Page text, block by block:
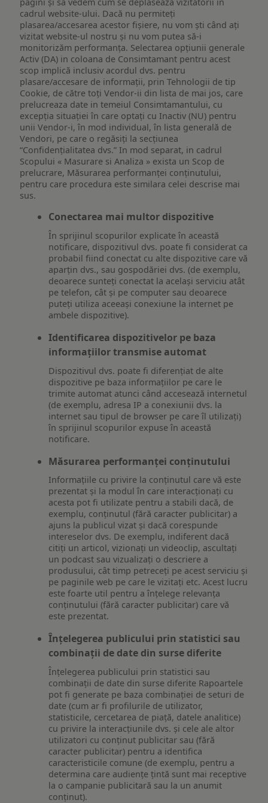
cadrul website-ului. Dacă nu permiteți
plasarea/accesarea acestor fișiere, nu vom ști când ați
vizitat website-ul nostru și nu vom putea să-i
monitorizăm performanța. Selectarea opțiunii generale
Activ (DA) in coloana de Consimtamant pentru acest
scop implică inclusiv acordul dvs. pentru
plasare/accesare de informații, prin Tehnologii de tip
Cookie, de către toți Vendor-ii din lista de mai jos, care
prelucreaza date in temeiul Consimtamantului, cu
excepția situației în care optați cu Inactiv (NU) pentru
unii Vendor-i, în mod individual, în lista generală de
Vendori, pe care o regăsiți la secțiunea
“Confidențialitatea dvs.” In mod separat, in cadrul
Scopului « Masurare si Analiza » exista un Scop de
prelucrare, Măsurarea performanței conținutului,
pentru care procedura este similara celei descrise mai
sus.
Conectarea mai multor dispozitive
În sprijinul scopurilor explicate în această
notificare, dispozitivul dvs. poate fi considerat ca
probabil fiind conectat cu alte dispozitive care vă
aparțin dvs., sau gospodăriei dvs. (de exemplu,
deoarece sunteți conectat la același serviciu atât
pe telefon, cât și pe computer sau deoarece
puteți utiliza aceeași conexiune la internet pe
ambele dispozitive).
Identificarea dispozitivelor pe baza
informațiilor transmise automat
Dispozitivul dvs. poate fi diferențiat de alte
dispozitive pe baza informațiilor pe care le
trimite automat atunci când accesează internetul
(de exemplu, adresa IP a conexiunii dvs. la
internet sau tipul de browser pe care îl utilizați)
în sprijinul scopurilor expuse în această
notificare.
Măsurarea performanței conținutului
Informațiile cu privire la conținutul care vă este
prezentat și la modul în care interacționați cu
acesta pot fi utilizate pentru a stabili dacă, de
exemplu, conținutul (fără caracter publicitar) a
ajuns la publicul vizat și dacă corespunde
intereselor dvs. De exemplu, indiferent dacă
citiți un articol, vizionați un videoclip, ascultați
un podcast sau vizualizați o descriere a
produsului, cât timp petreceți pe acest serviciu și
pe paginile web pe care le vizitați etc. Acest lucru
este foarte util pentru a înțelege relevanța
conținutului (fără caracter publicitar) care vă
este prezentat.
Înțelegerea publicului prin statistici sau
combinații de date din surse diferite
Înțelegerea publicului prin statistici sau
combinații de date din surse diferite Rapoartele
pot fi generate pe baza combinației de seturi de
date (cum ar fi profilurile de utilizator,
statisticile, cercetarea de piață, datele analitice)
cu privire la interacțiunile dvs. și cele ale altor
utilizatori cu conținut publicitar sau (fără
caracter publicitar) pentru a identifica
caracteristicile comune (de exemplu, pentru a
determina care audiențe țintă sunt mai receptive
la o campanie publicitară sau la un anumit
conținut).